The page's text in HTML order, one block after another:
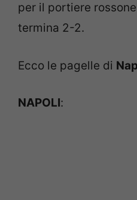
per il portiere
termina 2-2.
Ecco le pagelle di
NAPOLI: